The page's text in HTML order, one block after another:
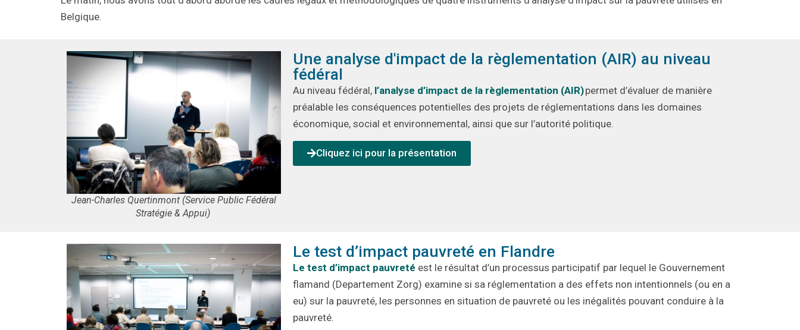
Belgique.
Jean-Charles Quertinmont (Service Public Fédéral
Stratégie & Appui)
Une analyse d'impact de la règlementation (AIR) au niveau
fédéral
Au niveau fédéral, l’analyse d’impact de la règlementation (AIR)permet d’évaluer de manière
préalableles conséquences potentielles des projets de réglementations dans les domaines
économique, social et environnemental, ainsi que sur l’autorité politique.
Cliquez ici pour la présentation
Le test d’impact pauvreté en Flandre
Le test d’impact pauvreté estle résultat d’un processus participatif par lequel le Gouvernement
flamand (Departement Zorg) examine si sa réglementation a des effets non intentionnels (ou en a
eu) sur la pauvreté, les personnes en situation de pauvreté ou les inégalités pouvant conduire à la
pauvreté.